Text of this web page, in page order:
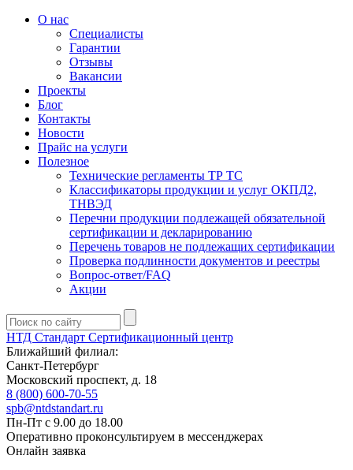
О нас
Специалисты
Гарантии
Отзывы
Вакансии
Проекты
Блог
Контакты
Новости
Прайс на услуги
Полезное
Технические регламенты ТР ТС
Классификаторы продукции и услуг ОКПД2,
ТНВЭД
Перечни продукции подлежащей обязательной
сертификации и декларированию
Перечень товаров не подлежащих сертификации
Проверка подлинности документов и реестры
Вопрос-ответ/FAQ
Акции
НТД Стандарт Сертификационный центр
Ближайший филиал:
Санкт-Петербург
Московский проспект, д. 18
8 (800) 600-70-55
spb@ntdstandart.ru
Пн-Пт с 9.00 до 18.00
Оперативно проконсультируем в мессенджерах
Онлайн заявка